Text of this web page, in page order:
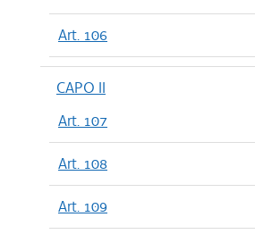
Art. 106
CAPO II
Art. 107
Art. 108
Art. 109